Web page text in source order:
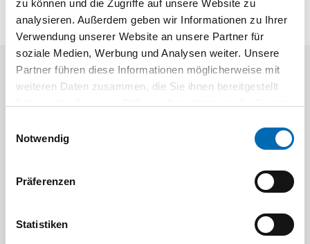
zu können und die Zugriffe auf unsere Website zu
analysieren. Außerdem geben wir Informationen zu Ihrer
Verwendung unserer Website an unsere Partner für
soziale Medien, Werbung und Analysen weiter. Unsere
Partner führen diese Informationen möglicherweise mit
weiteren Daten zusammen, die Sie ihnen bereitgestellt
Notwendig
Präferenzen
Statistiken
Aktuelle Angebote
Bit-